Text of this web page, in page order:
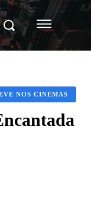
NOS CINEMAS